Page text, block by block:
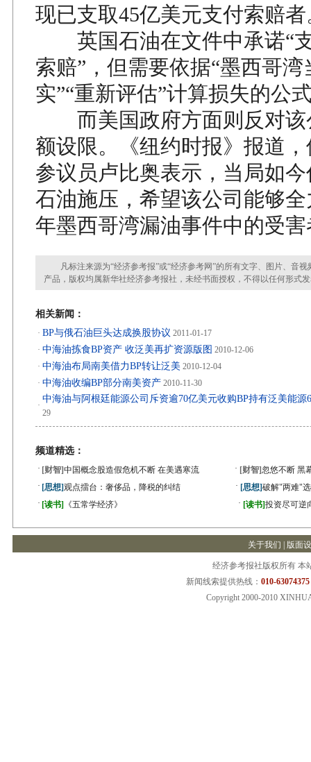
现已支取45亿美元支付索赔者
英国石油在文件中承诺“
索赔”，但需要依据“墨西哥
实”“重新评估”计算损失的公
而美国政府方面则反对该
额设限。《纽约时报》报道
参议员卢比奥表示，当局如
石油施压，希望该公司能够全
年墨西哥湾漏油事件中的受
凡标注来源为“经济参考报”或“经济参考网”的所有文字、图片、音视
产品，版权均属新华社经济参考报社，未经书面授权，不得以任何形式
相关新闻：
· BP与俄石油巨头达成换股协议 2011-01-17
· 中海油拣食BP资产 收泛美再扩资源版图 2010-12-06
· 中海油布局南美借力BP转让泛美 2010-12-04
· 中海油收编BP部分南美资产 2010-11-30
·
中海油与阿根廷能源公司斥资逾70亿美元收购BP持有泛美能源
29
频道精选：
· [财智]中国概念股造假危机不断 在美遇寒流 · [财智]忽悠不断 黑
· [思想]观点擂台：奢侈品，降税的纠结 · [思想]破解"两难"
· [读书] 《五常学经济》 · [读书]投资尽可逆
关于我们 版面
经济参考报社版权所有 本
新闻线索提供热线： 010-
Copyright 2000-2010